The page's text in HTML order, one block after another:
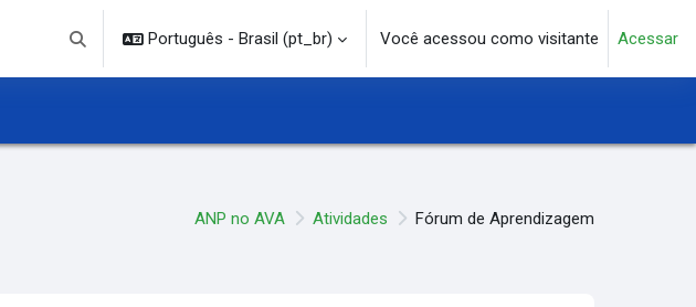
Alternar entrada de pesquisa
Português - Brasil ‎(pt_br)‎ Você acessou como visitante Acessar
ANP no AVA Atividades Fórum de Aprendizagem